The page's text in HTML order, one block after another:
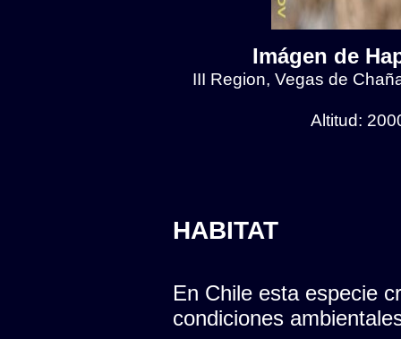
Imágen de
III Region, Vegas de
Altitud:
HABITAT
En Chile esta especie
condiciones